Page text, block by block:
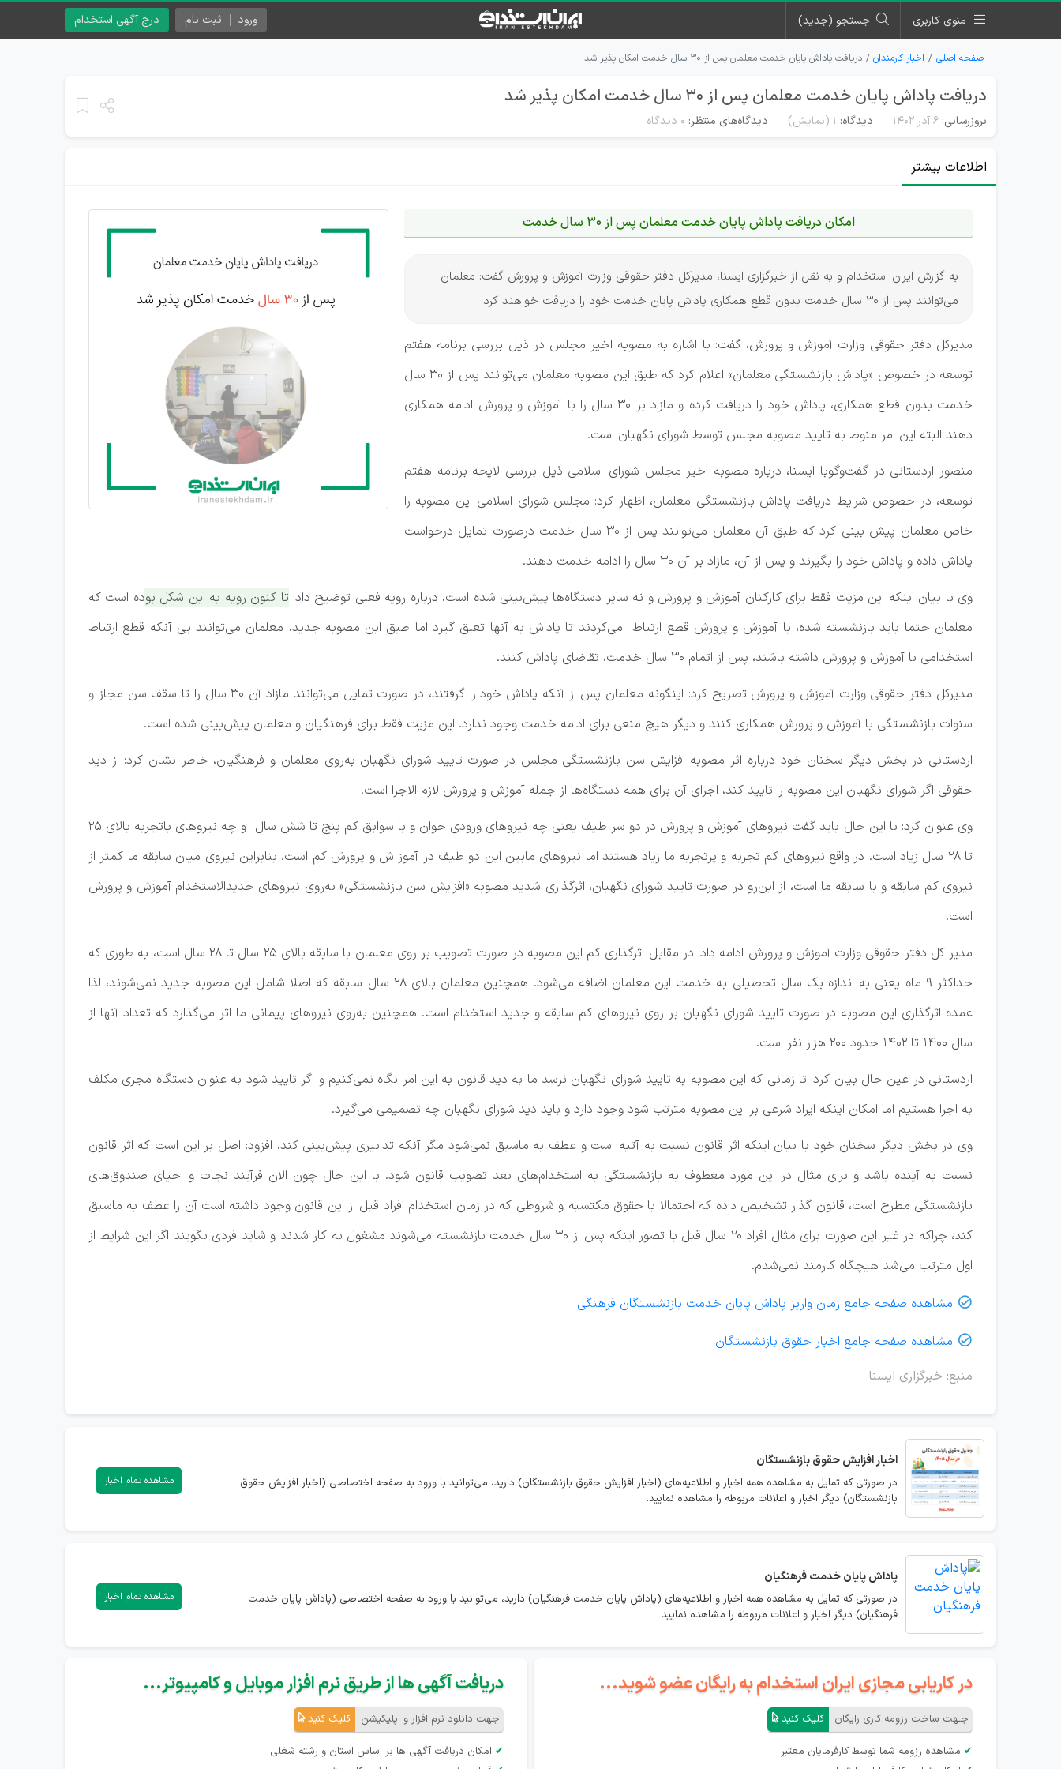
منوی کاربری جستجو (جدید) درج آگهی استخدام ورود ثبت نام
صفحه اصلی اخبار کارمندان دریافت پاداش پایان خدمت معلمان پس از ۳۰ سال خدمت امکان پذیر شد
دریافت پاداش پایان خدمت معلمان پس از ۳۰ سال خدمت امکان پذیر شد
بروزرسانی: ۶ آذر ۱۴۰۲ دیدگاه: 1 (نمایش) دیدگاه‌های منتظر: ۰ دیدگاه
اطلاعات بیشتر
امکان دریافت پاداش پایان خدمت معلمان پس از 30 سال خدمت
به گزارش ایران استخدام و به نقل از خبرگزاری ایسنا، مدیرکل دفتر حقوقی وزارت آموزش و پرورش گفت: معلمان
می‌توانند پس از 30 سال خدمت بدون قطع همکاری پاداش پایان خدمت خود را دریافت خواهند کرد.
مدیرکل دفتر حقوقی وزارت آموزش و پرورش، گفت: با اشاره به مصوبه اخیر مجلس در ذیل بررسی برنامه هفتم
توسعه در خصوص «پاداش بازنشستگی معلمان» اعلام کرد که طبق این مصوبه معلمان می‌توانند پس از ۳۰ سال
خدمت بدون قطع همکاری، پاداش خود را دریافت کرده و مازاد بر ۳۰ سال را با آموزش و پرورش ادامه همکاری
دهند البته این امر منوط به تایید مصوبه مجلس توسط شورای نگهبان است.
منصور اردستانی در گفت‌وگوبا ایسنا، درباره مصوبه اخیر مجلس شورای اسلامی ذیل بررسی لایحه برنامه هفتم
توسعه، در خصوص شرایط دریافت پاداش بازنشستگی معلمان، اظهار کرد: مجلس شورای اسلامی این مصوبه را
خاص معلمان پیش بینی کرد که طبق آن معلمان می‌توانند پس از ۳۰ سال خدمت درصورت تمایل درخواست
پاداش داده و پاداش خود را بگیرند و پس از آن، مازاد بر آن ۳۰ سال را ادامه خدمت دهند.
وی با بیان اینکه این مزیت فقط برای کارکنان آموزش و پرورش و نه سایر دستگاه‌ها پیش‌بینی شده است، درباره رویه فعلی توضیح داد: تا کنون رویه به این شکل بوده است که
معلمان حتما باید بازنشسته شده، با آموزش و پرورش قطع ارتباط می‌کردند تا پاداش به آنها تعلق گیرد اما طبق این مصوبه جدید، معلمان می‌توانند بی آنکه قطع ارتباط
استخدامی با آموزش و پرورش داشته باشند، پس از اتمام ۳۰ سال خدمت، تقاضای پاداش کنند.
مدیرکل دفتر حقوقی وزارت آموزش و پرورش تصریح کرد: اینگونه معلمان پس از آنکه پاداش خود را گرفتند، در صورت تمایل می‌توانند مازاد آن ۳۰ سال را تا سقف سن مجاز و
سنوات بازنشستگی با آموزش و پرورش همکاری کنند و دیگر هیچ منعی برای ادامه خدمت وجود ندارد. این مزیت فقط برای فرهنگیان و معلمان پیش‌بینی شده است.
اردستانی در بخش دیگر سخنان خود درباره اثر مصوبه افزایش سن بازنشستگی مجلس در صورت تایید شورای نگهبان به‌روی معلمان و فرهنگیان، خاطر نشان کرد: از دید
حقوقی اگر شورای نگهبان این مصوبه را تایید کند، اجرای آن برای همه دستگاه‌ها از جمله آموزش و پرورش لازم الاجرا است.
وی عنوان کرد: با این حال باید گفت نیروهای آموزش و پرورش در دو سر طیف یعنی چه نیروهای ورودی جوان و با سوابق کم پنج تا شش سال و چه نیروهای باتجربه بالای ۲۵
تا ۲۸ سال زیاد است. در واقع نیروهای کم تجربه و پرتجربه ما زیاد هستند اما نیروهای مابین این دو طیف در آموز ش و پرورش کم است. بنابراین نیروی میان سابقه ما کمتر از
نیروی کم سابقه و با سابقه ما است، از این‌رو در صورت تایید شورای نگهبان، اثرگذاری شدید مصوبه «افزایش سن بازنشستگی» به‌روی نیروهای جدیدالاستخدام آموزش و پرورش
است.
مدیر کل دفتر حقوقی وزارت آموزش و پرورش ادامه داد: در مقابل اثرگذاری کم این مصوبه در صورت تصویب بر روی معلمان با سابقه بالای ۲۵ سال تا ۲۸ سال است، به طوری که
حداکثر ۹ ماه یعنی به اندازه یک سال تحصیلی به خدمت این معلمان اضافه می‌شود. همچنین معلمان بالای ۲۸ سال سابقه که اصلا شامل این مصوبه جدید نمی‌شوند، لذا
عمده اثرگذاری این مصوبه در صورت تایید شورای نگهبان بر روی نیروهای کم سابقه‌ و جدید استخدام است. همچنین به‌روی نیروهای پیمانی ما اثر می‌گذارد که تعداد آنها از
سال ۱۴۰۰ تا ۱۴۰۲ حدود ۲۰۰ هزار نفر است.
اردستانی در عین حال بیان کرد: تا زمانی که این مصوبه به تایید شورای نگهبان نرسد ما به دید قانون به این امر نگاه نمی‌کنیم و اگر تایید شود به عنوان دستگاه مجری مکلف
به اجرا هستیم اما امکان اینکه ایراد شرعی بر این مصوبه مترتب شود وجود دارد و باید دید شورای نگهبان چه تصمیمی می‌گیرد.
وی در بخش دیگر سخنان خود با بیان اینکه اثر قانون نسبت به آتیه است و عطف به ماسبق نمی‌شود مگر آنکه تدابیری پیش‌بینی کند، افزود: اصل بر این است که اثر قانون
نسبت به آینده باشد و برای مثال در این مورد معطوف به بازنشستگی به استخدام‌های بعد تصویب قانون شود. با این حال چون الان فرآیند نجات و احیای صندوق‌های
بازنشستگی مطرح است، قانون گذار تشخیص داده که احتمالا با حقوق مکتسبه و شروطی که در زمان استخدام افراد قبل از این قانون وجود داشته است آن را عطف به ماسبق
کند، چراکه در غیر این صورت برای مثال افراد ۲۰ سال قبل با تصور اینکه پس از ۳۰ سال خدمت بازنشسته می‌شوند مشغول به کار شدند و شاید فردی بگویند اگر این شرایط از
اول مترتب می‌شد هیچگاه کارمند نمی‌شدم.
 مشاهده صفحه جامع زمان واریز پاداش پایان خدمت بازنشستگان فرهنگی
 مشاهده صفحه جامع اخبار حقوق بازنشستگان
منبع: خبرگزاری ایسنا
اخبار افزایش حقوق بازنشستگان
در صورتی که تمایل به مشاهده همه اخبار و اطلاعیه‌های (اخبار افزایش حقوق بازنشستگان) دارید، می‌توانید با ورود به صفحه اختصاصی (اخبار افزایش حقوق
بازنشستگان) دیگر اخبار و اعلانات مربوطه را مشاهده نمایید.
مشاهده تمام اخبار
پاداش پایان خدمت فرهنگیان
در صورتی که تمایل به مشاهده همه اخبار و اطلاعیه‌های (پاداش پایان خدمت فرهنگیان) دارید، می‌توانید با ورود به صفحه اختصاصی (پاداش پایان خدمت
فرهنگیان) دیگر اخبار و اعلانات مربوطه را مشاهده نمایید.
مشاهده تمام اخبار
در کاریابی مجازی ایران استخدام به رایگان عضو شوید...
جـهت ساخت رزومه کاری رایگان کلیک کنید
✔ مشاهده رزومه شما توسط کارفرمایان معتبر
دریافت آگهی ها از طریق نرم افزار موبایل و کامپیوتر...
جهت دانلود نرم افزار و اپلیکیشن کلیک کنید
✔ امکان دریافت آگهی ها بر اساس استان و رشته شغلی